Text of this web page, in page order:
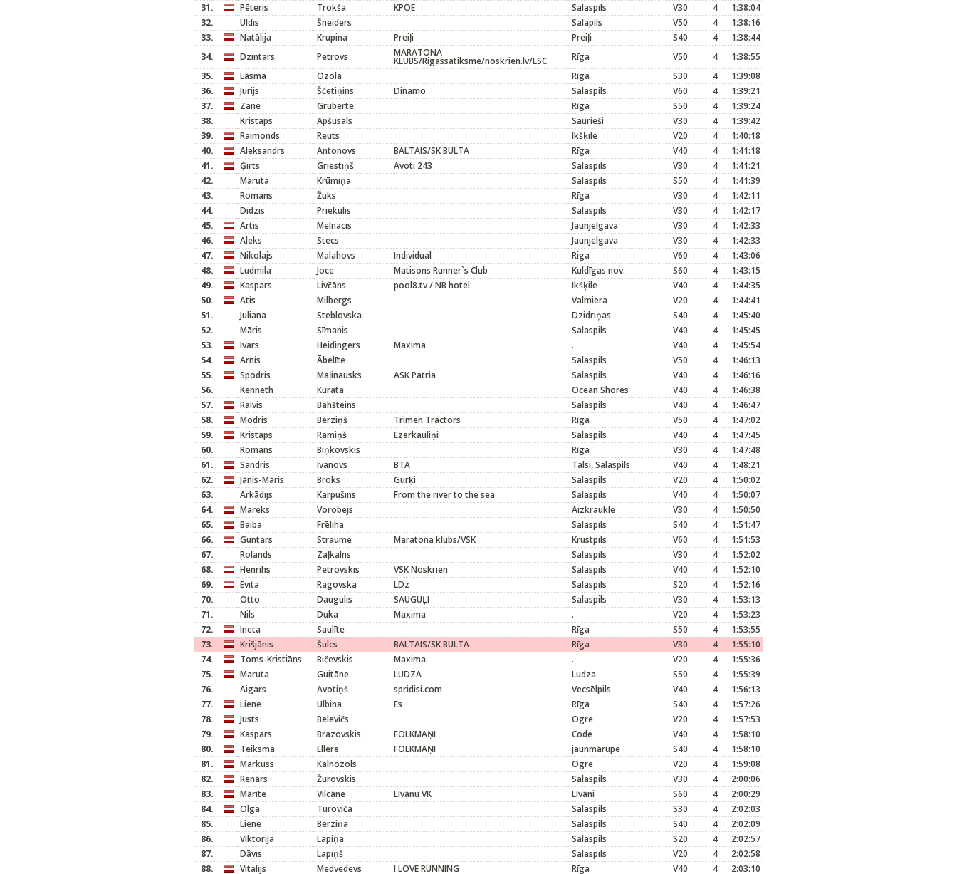
31.
Pēteris Trokša KPOE Salaspils V30 4
1:38:04
32.
Uldis Šneiders Salapils V50 4
1:38:16
33.
Natālija Krupina Preiļi Preiļi S40 4
1:38:44
34.
Dzintars Petrovs MARATONA
KLUBS/Rigassatiksme/noskrien.lv/LSC Rīga V50 4
1:38:55
35.
Lāsma Ozola Rīga S30 4
1:39:08
36.
Jurijs Ščetiņins Dinamo Salaspils V60 4
1:39:21
37.
Zane Gruberte Rīga S50 4
1:39:24
38.
Kristaps Apšusals Saurieši V30 4
1:39:42
39.
Raimonds Reuts Ikšķile V20 4
1:40:18
40.
Aleksandrs Antonovs BALTAIS/SK BULTA Rīga V40 4
1:41:18
41.
Ģirts Griestiņš Avoti 243 Salaspils V30 4
1:41:21
42.
Maruta Krūmiņa Salaspils S50 4
1:41:39
43.
Romans Žuks Rīga V30 4
1:42:11
44.
Didzis Priekulis Salaspils V30 4
1:42:17
45.
Artis Melnacis Jaunjelgava V30 4
1:42:33
46.
Aleks Stecs Jaunjelgava V30 4
1:42:33
47.
Nikolajs Malahovs Individual Riga V60 4
1:43:06
48.
Ludmila Joce Matisons Runner`s Club Kuldīgas nov. S60 4
1:43:15
49.
Kaspars Livčāns pool8.tv / NB hotel Ikšķile V40 4
1:44:35
50.
Atis Milbergs Valmiera V20 4
1:44:41
51.
Juliana Steblovska Dzidriņas S40 4
1:45:40
52.
Māris Sīmanis Salaspils V40 4
1:45:45
53.
Ivars Heidingers Maxima . V40 4
1:45:54
54.
Arnis Ābelīte Salaspils V50 4
1:46:13
55.
Spodris Maļinausks ASK Patria Salaspils V40 4
1:46:16
56.
Kenneth Kurata Ocean Shores V40 4
1:46:38
57.
Raivis Bahšteins Salaspils V40 4
1:46:47
58.
Modris Bērziņš Trimen Tractors Rīga V50 4
1:47:02
59.
Kristaps Ramiņš Ezerkauliņi Salaspils V40 4
1:47:45
60.
Romans Biņkovskis Rīga V30 4
1:47:48
61.
Sandris Ivanovs BTA Talsi, Salaspils V40 4
1:48:21
62.
Jānis-Māris Broks Gurķi Salaspils V20 4
1:50:02
63.
Arkādijs Karpušins From the river to the sea Salaspils V40 4
1:50:07
64.
Mareks Vorobejs Aizkraukle V30 4
1:50:50
65.
Baiba Frēliha Salaspils S40 4
1:51:47
66.
Guntars Straume Maratona klubs/VSK Krustpils V60 4
1:51:53
67.
Rolands Zaļkalns Salaspils V30 4
1:52:02
68.
Henrihs Petrovskis VSK Noskrien Salaspils V40 4
1:52:10
69.
Evita Ragovska LDz Salaspils S20 4
1:52:16
70.
Otto Daugulis SAUGUĻI Salaspils V30 4
1:53:13
71.
Nils Duka Maxima . V20 4
1:53:23
72.
Ineta Saulīte Rīga S50 4
1:53:55
73.
Krišjānis Šulcs BALTAIS/SK BULTA Rīga V30 4
1:55:10
74.
Toms-Kristiāns Bičevskis Maxima . V20 4
1:55:36
75.
Maruta Guitāne LUDZA Ludza S50 4
1:55:39
76.
Aigars Avotiņš spridisi.com Vecsēlpils V40 4
1:56:13
77.
Liene Ulbina Es Rīga S40 4
1:57:26
78.
Justs Belevičs Ogre V20 4
1:57:53
79.
Kaspars Brazovskis FOLKMAŅI Code V40 4
1:58:10
80.
Teiksma Ellere FOLKMAŅI jaunmārupe S40 4
1:58:10
81.
Markuss Kalnozols Ogre V20 4
1:59:08
82.
Renārs Žurovskis Salaspils V30 4
2:00:06
83.
Mārīte Vilcāne Līvānu VK Līvāni S60 4
2:00:29
84.
Olga Turoviča Salaspils S30 4
2:02:03
85.
Liene Bērziņa Salaspils S40 4
2:02:09
86.
Viktorija Lapiņa Salaspils S20 4
2:02:57
87.
Dāvis Lapiņš Salaspils V20 4
2:02:58
88.
Vitalijs Medvedevs I LOVE RUNNING Rīga V40 4 2:03:10